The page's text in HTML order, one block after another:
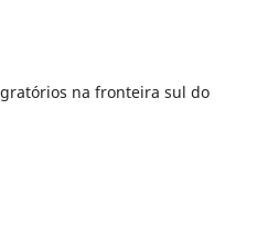
na fronteira sul do